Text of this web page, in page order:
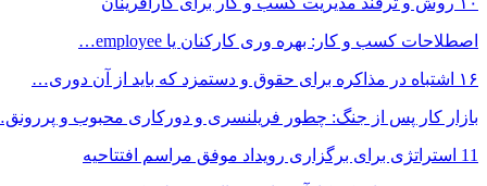
اصطلاحات کسب و کار: بهره وری کارکنان یا employee…
۱۶ اشتباه در مذاکره برای حقوق و دستمزد که باید از آن دوری…
بازار کار پس از جنگ: چطور فریلنسری و دورکاری محبوب و
11 استراتژی برای برگزاری رویداد موفق مراسم افتتاحیه